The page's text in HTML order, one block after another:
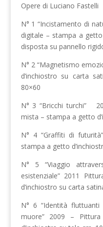
Opere di Luciano Fastelli
N° 1 “Incistamento di
digitale – stampa a
disposta su pannello
N° 2 “Magnetismo
d’inchiostro su carta
80×60
N° 3 “Bricchi turchi”
mista – stampa a getto
N° 4 “Graffiti di
stampa a getto
N° 5 “Viaggio
esistenziale” 2011
d’inchiostro su carta
N° 6 “Identità fluttuanti
muore” 2009 –